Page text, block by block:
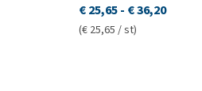
€ 25,65- € 36,20
(€ 25,65 / st)